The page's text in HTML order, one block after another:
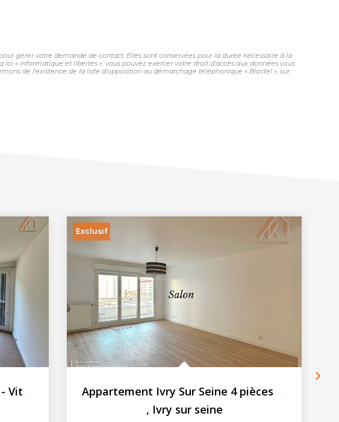
gérer votre demande de contact. Elles sont conservées pour la durée nécessaire à la
« informatique et libertés », vous pouvez exercer votre droit d'accès aux données vous
de l'existence de la liste d'opposition au démarchage téléphonique « Bloctel », sur
Exclusif
, Ivry sur seine